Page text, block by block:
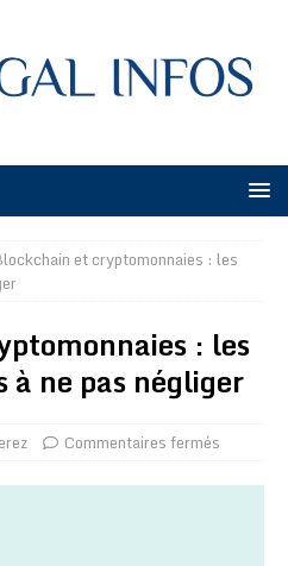
et cryptomonnaies : les
: les
ne pas négliger
Commentaires fermés